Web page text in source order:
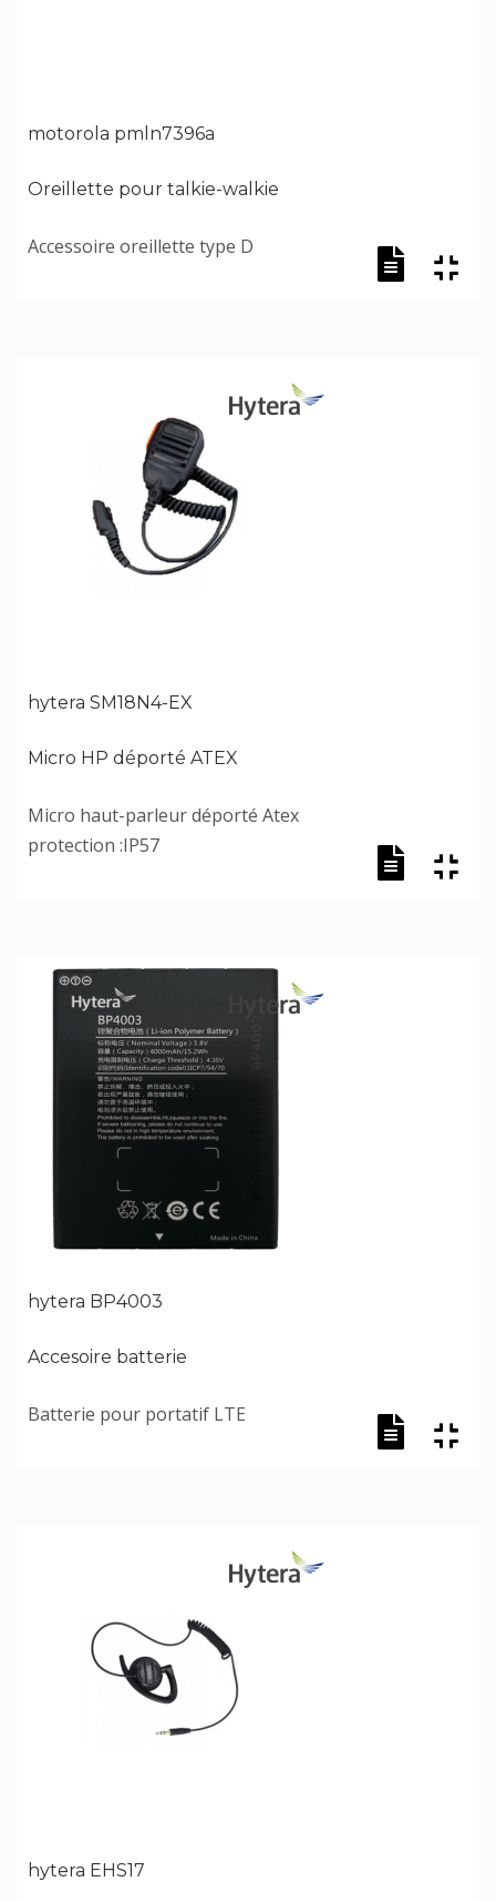
motorola pmln7396a
Oreillette pour talkie-walkie
Accessoire oreillette type D
hytera SM18N4-EX
Micro HP déporté ATEX
Micro haut-parleur déporté Atex
protection :IP57
hytera BP4003
Accesoire batterie
Batterie pour portatif LTE
hytera EHS17